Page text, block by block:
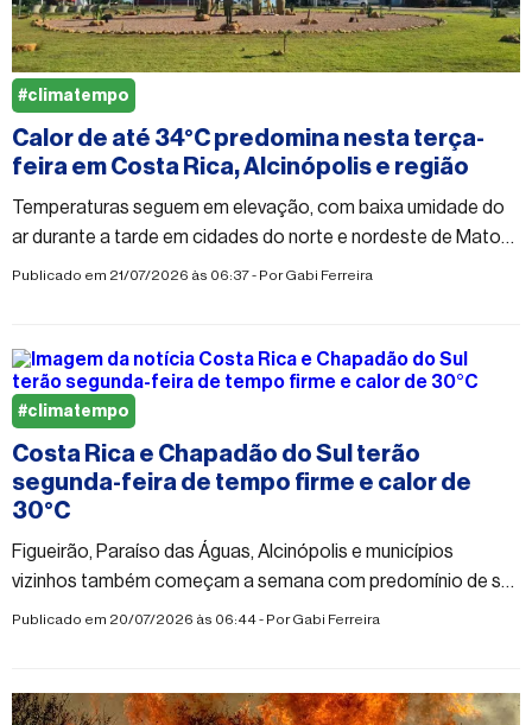
Calor de até 34°C predomina nesta terça-
feira em Costa Rica, Alcinópolis e região
Temperaturas seguem em elevação, com baixa umidade do
ar durante a tarde em cidades do norte e nordeste de Mato
Grosso do Sul
Publicado em 21/07/2026 às 06:37 - PorGabi Ferreira
#climatempo
Costa Rica e Chapadão do Sul terão
segunda-feira de tempo firme e calor de
30°C
Figueirão, Paraíso das Águas, Alcinópolis e municípios
vizinhos também começam a semana com predomínio de sol,
baixa umidade e sem previsão de chuva
Publicado em 20/07/2026 às 06:44 - PorGabi Ferreira
#climatempo